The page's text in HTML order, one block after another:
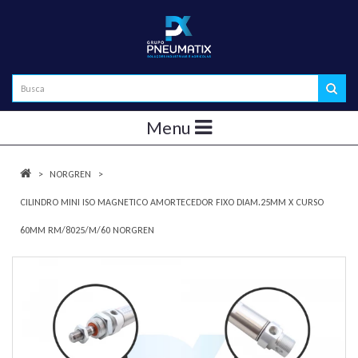
Menu
NORGREN
CILINDRO MINI ISO MAGNETICO AMORTECEDOR FIXO DIAM.25MM X CURSO
60MM RM/8025/M/60 NORGREN